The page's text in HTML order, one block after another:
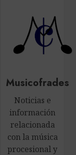
Musicofrades
Noticias e
información
relacionada
con la música
procesional y